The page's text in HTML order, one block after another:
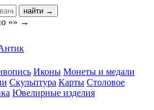
найти →
«» →
Иконы Монеты и медали
Скульптура Карты Столовое
Ювелирные изделия